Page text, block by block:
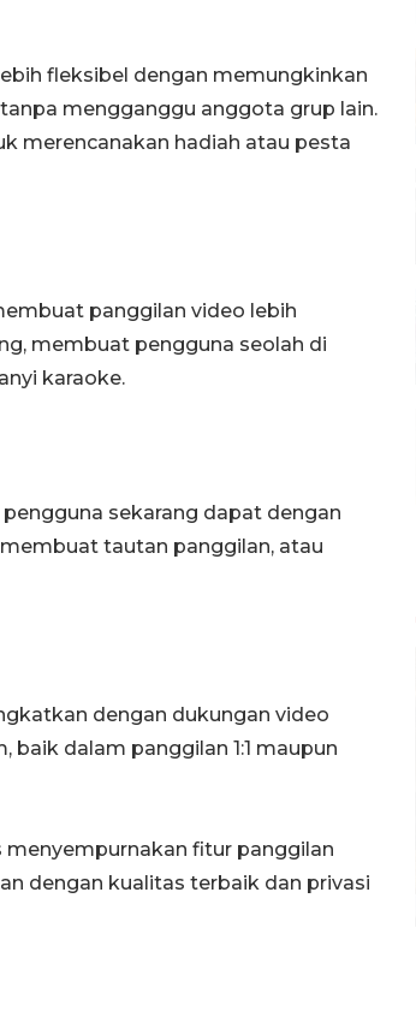
fleksibel dengan memungkinkan
mengganggu anggota grup lain.
merencanakan hadiah atau pesta
panggilan video lebih
membuat pengguna seolah di
karaoke.
pengguna sekarang dapat dengan
tautan panggilan, atau
dengan dukungan video
dalam panggilan 1:1 maupun
fitur panggilan
dengan kualitas terbaik dan privasi